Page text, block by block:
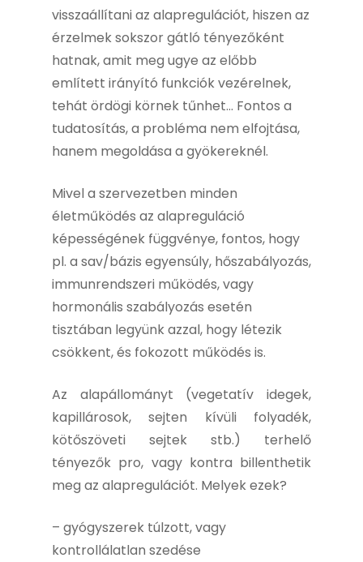
visszaállítani az alapregulációt, hiszen az
érzelmek sokszor gátló tényezőként
hatnak, amit meg ugye az előbb
említett irányító funkciók vezérelnek,
tehát ördögi körnek tűnhet… Fontos a
tudatosítás, a probléma nem elfojtása,
hanem megoldása a gyökereknél.
Mivel a szervezetben minden
életműködés az alapreguláció
képességének függvénye, fontos, hogy
pl. a sav/bázis egyensúly, hőszabályozás,
immunrendszeri működés, vagy
hormonális szabályozás esetén
tisztában legyünk azzal, hogy létezik
csökkent, és fokozott működés is.
Az alapállományt (vegetatív idegek,
kapillárosok, sejten kívüli folyadék,
kötőszöveti sejtek stb.) terhelő
tényezők pro, vagy kontra billenthetik
meg az alapregulációt. Melyek ezek?
– gyógyszerek túlzott, vagy
kontrollálatlan szedése